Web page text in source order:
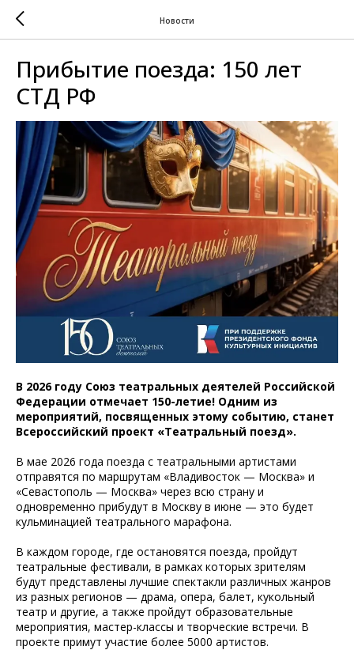
Новости
Прибытие поезда: 150 лет
СТД РФ
В 2026 году Союз театральных деятелей Российской
Федерации отмечает 150-летие! Одним из
мероприятий, посвященных этому событию, станет
Всероссийский проект «Театральный поезд».
В мае 2026 года поезда с театральными артистами
отправятся по маршрутам «Владивосток — Москва» и
«Севастополь — Москва» через всю страну и
одновременно прибудут в Москву в июне — это будет
кульминацией театрального марафона.
В каждом городе, где остановятся поезда, пройдут
театральные фестивали, в рамках которых зрителям
будут представлены лучшие спектакли различных жанров
из разных регионов — драма, опера, балет, кукольный
театр и другие, а также пройдут образовательные
мероприятия, мастер-классы и творческие встречи. В
проекте примут участие более 5000 артистов.